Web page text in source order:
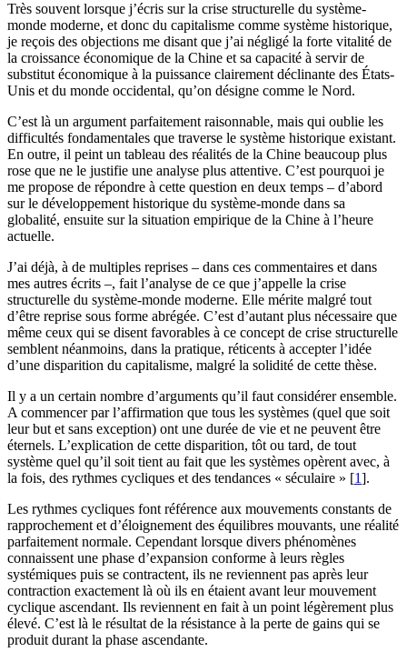
Très souvent lorsque j’écris sur la crise structurelle du système-
monde moderne, et donc du capitalisme comme système historique,
je reçois des objections me disant que j’ai négligé la forte vitalité de
la croissance économique de la Chine et sa capacité à servir de
substitut économique à la puissance clairement déclinante des États-
Unis et du monde occidental, qu’on désigne comme le Nord.
C’est là un argument parfaitement raisonnable, mais qui oublie les
difficultés fondamentales que traverse le système historique existant.
En outre, il peint un tableau des réalités de la Chine beaucoup plus
rose que ne le justifie une analyse plus attentive. C’est pourquoi je
me propose de répondre à cette question en deux temps – d’abord
sur le développement historique du système-monde dans sa
globalité, ensuite sur la situation empirique de la Chine à l’heure
actuelle.
J’ai déjà, à de multiples reprises – dans ces commentaires et dans
mes autres écrits –, fait l’analyse de ce que j’appelle la crise
structurelle du système-monde moderne. Elle mérite malgré tout
d’être reprise sous forme abrégée. C’est d’autant plus nécessaire que
même ceux qui se disent favorables à ce concept de crise structurelle
semblent néanmoins, dans la pratique, réticents à accepter l’idée
d’une disparition du capitalisme, malgré la solidité de cette thèse.
Il y a un certain nombre d’arguments qu’il faut considérer ensemble.
A commencer par l’affirmation que tous les systèmes (quel que soit
leur but et sans exception) ont une durée de vie et ne peuvent être
éternels. L’explication de cette disparition, tôt ou tard, de tout
système quel qu’il soit tient au fait que les systèmes opèrent avec, à
la fois, des rythmes cycliques et des tendances « séculaire » [1].
Les rythmes cycliques font référence aux mouvements constants de
rapprochement et d’éloignement des équilibres mouvants, une réalité
parfaitement normale. Cependant lorsque divers phénomènes
connaissent une phase d’expansion conforme à leurs règles
systémiques puis se contractent, ils ne reviennent pas après leur
contraction exactement là où ils en étaient avant leur mouvement
cyclique ascendant. Ils reviennent en fait à un point légèrement plus
élevé. C’est là le résultat de la résistance à la perte de gains qui se
produit durant la phase ascendante.